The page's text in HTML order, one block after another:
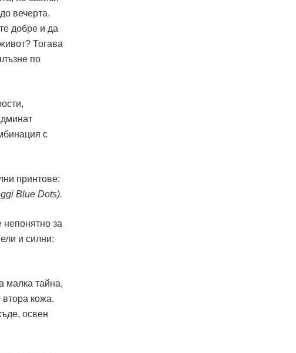
вечерта.
добре и да
Тогава
по
с
принтове:
Blue Dots).
непонятно за
и силни:
малка тайна,
втора кожа.
освен